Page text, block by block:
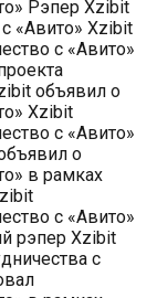
Рэпер Xzibit
«Авито» Xzibit
с «Авито»
объявил о
Xzibit
с «Авито»
о
в рамках
с «Авито»
рэпер Xzibit
с